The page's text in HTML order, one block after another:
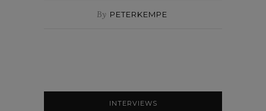
By PETERKEMPE
INTERVIEWS